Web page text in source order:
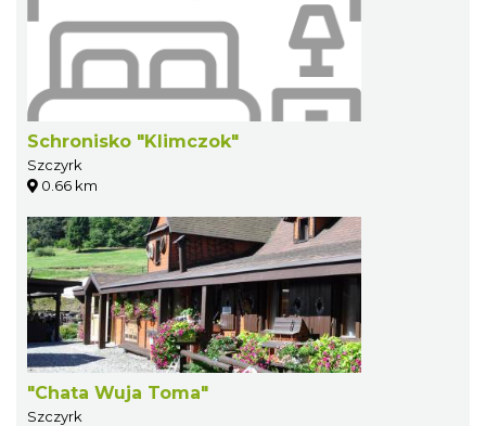
Schronisko "Klimczok"
Szczyrk
0.66 km
"Chata Wuja Toma"
Szczyrk